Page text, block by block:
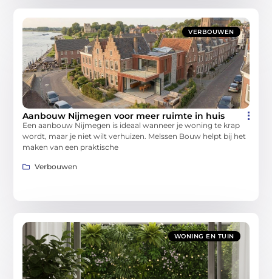
VERBOUWEN
Aanbouw Nijmegen voor meer ruimte in huis
Een aanbouw Nijmegen is ideaal wanneer je woning te krap
wordt, maar je niet wilt verhuizen. Melssen Bouw helpt bij het
maken van een praktische
Verbouwen
WONING EN TUIN